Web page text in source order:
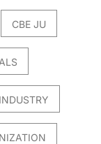
CBE JU